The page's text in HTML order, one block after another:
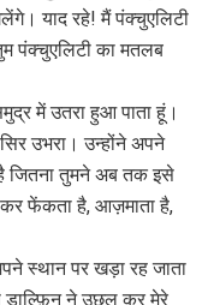
याद रहे! मैं पंक्चुएलिटी
पंक्चुएलिटी का मतलब
में उतरा हुआ पाता हूं।
उभरा। उन्होंने अपने
है जितना तुमने अब तक इसे
कर फेंकता है, आज़माता है,
स्थान पर खड़ा रह जाता
डाल्फ़िन ने उछल कर मेरे